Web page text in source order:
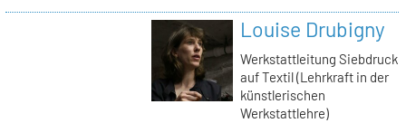
Louise Drubigny
Werkstattleitung Siebdruck
auf Textil (Lehrkraft in der
künstlerischen
Werkstattlehre)